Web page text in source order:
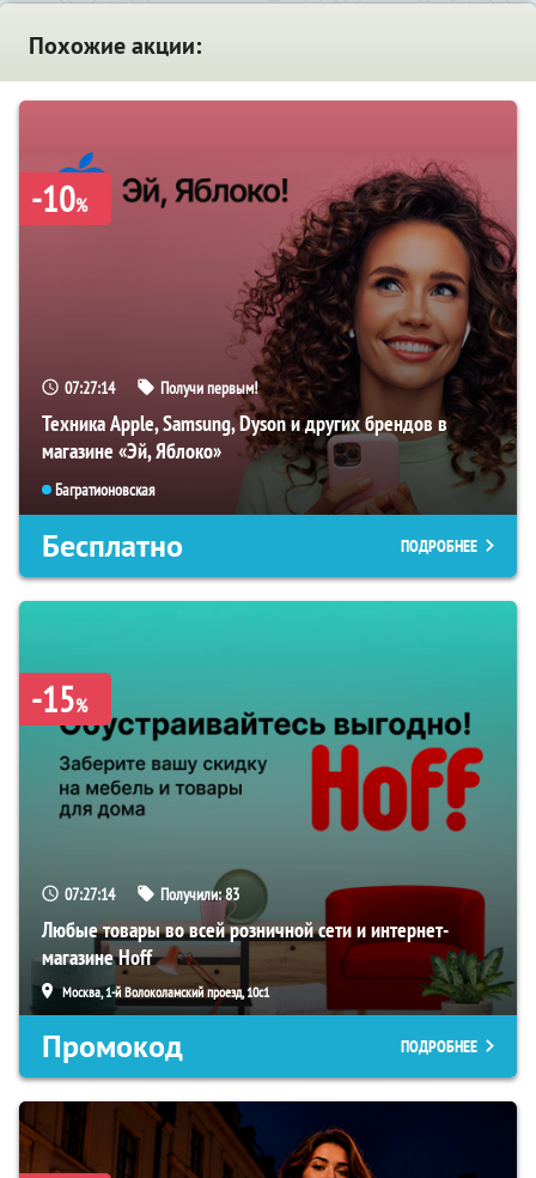
Похожие акции:
-10%
07:27:13 Получи первым!
Техника Apple, Samsung, Dyson и других брендов в
магазине «Эй, Яблоко»
Багратионовская
Бесплатно ПОДРОБНЕЕ
-15%
07:27:13 Получили:83
Любые товары во всей розничной сети и интернет-
магазине Hoff
Москва, 1-й Волоколамский проезд, 10с1
Промокод ПОДРОБНЕЕ